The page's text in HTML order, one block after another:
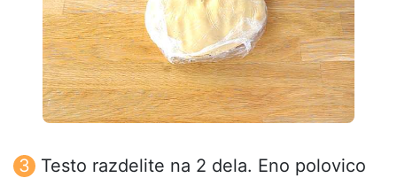
Testo razdelite na 2 dela. Eno polovico